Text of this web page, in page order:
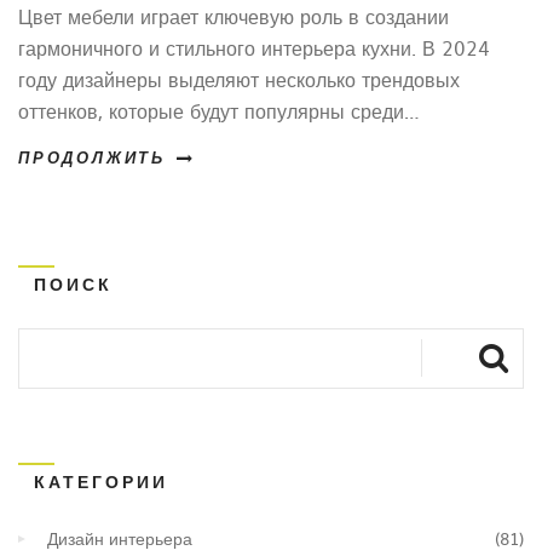
Цвет мебели играет ключевую роль в создании
гармоничного и стильного интерьера кухни. В 2024
году дизайнеры выделяют несколько трендовых
оттенков, которые будут популярны среди
нейтральных тонов до более насыщенных и
модные цвета для кухонной мебели, а также
поделимся советами по их использованию.
ПРОДОЛЖИТЬ
ПОИСК
КАТЕГОРИИ
Дизайн интерьера (81)